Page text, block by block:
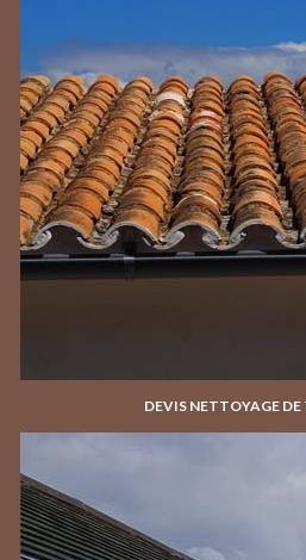
DEVIS NETTOYAGE